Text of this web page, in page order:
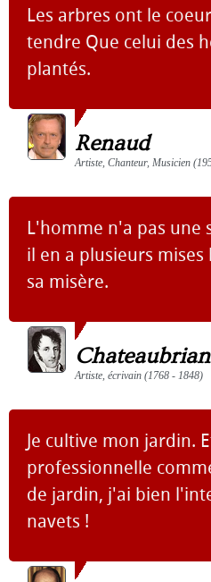
Les arbres ont le
tendre Que celui des
plantés.
Renaud
Artiste, Chanteur, Musicien
L'homme n'a pas une
il en a plusieurs
sa misère.
Artiste, écrivain (1768 - 1848)
Je cultive mon jardin.
professionnelle
de jardin, j'ai bien
navets !